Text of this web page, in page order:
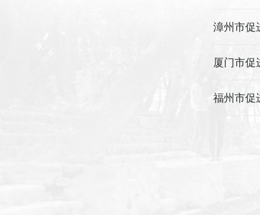
漳州市促
厦门市促
福州市促